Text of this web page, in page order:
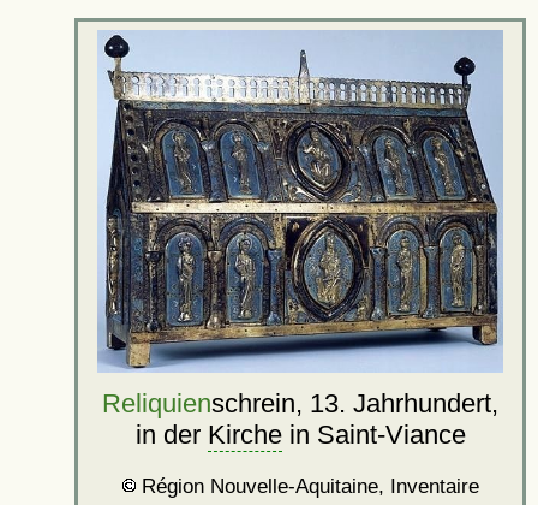
Reliquienschrein, 13. Jahrhundert,
in der Kirchein Saint-Viance
Région Nouvelle-Aquitaine, Inventaire